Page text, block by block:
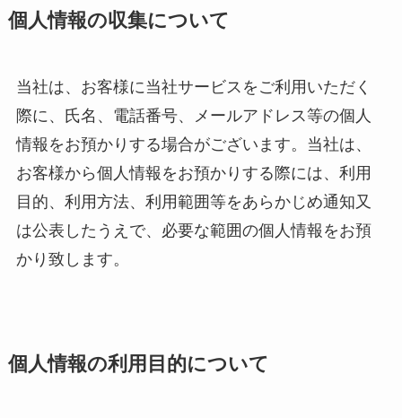
個人情報の収集について
当社は、お客様に当社サービスをご利用いただく
際に、氏名、電話番号、メールアドレス等の個人
情報をお預かりする場合がございます。当社は、
お客様から個人情報をお預かりする際には、利用
目的、利用方法、利用範囲等をあらかじめ通知又
は公表したうえで、必要な範囲の個人情報をお預
かり致します。
個人情報の利用目的について